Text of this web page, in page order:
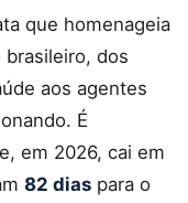
que homenageia
dos
aos agentes
É
e, em 2026, cai em
82 dias para o